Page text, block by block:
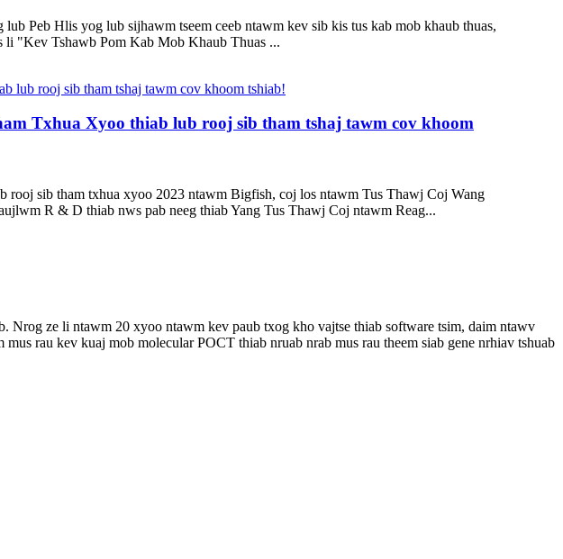
Peb Hlis yog lub sijhawm tseem ceeb ntawm kev sib kis tus kab mob khaub thuas,
li "Kev Tshawb Pom Kab Mob Khaub Thuas ...
Txhua Xyoo thiab lub rooj sib tham tshaj tawm cov khoom
sib tham txhua xyoo 2023 ntawm Bigfish, coj los ntawm Tus Thawj Coj Wang
R & D thiab nws pab neeg thiab Yang Tus Thawj Coj ntawm Reag...
ze li ntawm 20 xyoo ntawm kev paub txog kho vajtse thiab software tsim, daim ntawv
rau kev kuaj mob molecular POCT thiab nruab nrab mus rau theem siab gene nrhiav tshuab